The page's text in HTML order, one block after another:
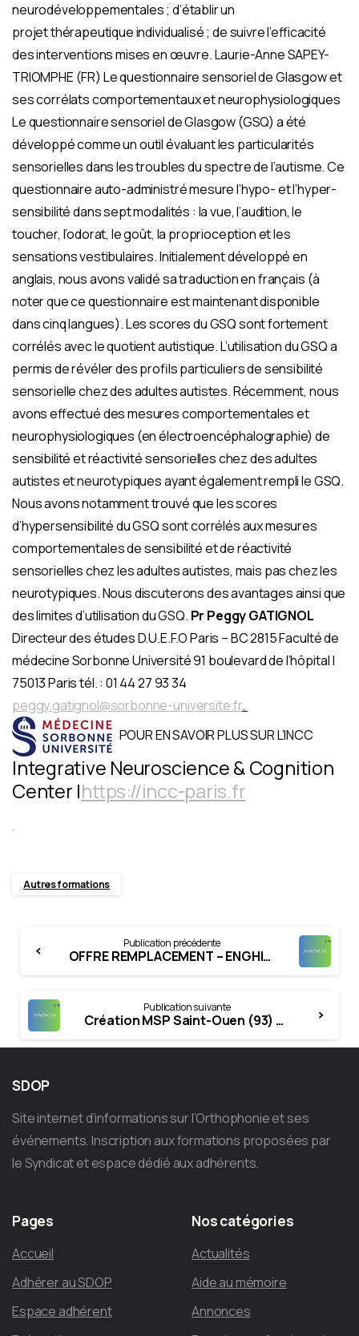
neurodéveloppementales ; d’établir un
projet thérapeutique individualisé ; de suivre l’efficacité
des interventions mises en œuvre. Laurie-Anne SAPEY-
TRIOMPHE (FR) Le questionnaire sensoriel de Glasgow et
ses corrélats comportementaux et neurophysiologiques
Le questionnaire sensoriel de Glasgow (GSQ) a été
développé comme un outil évaluant les particularités
sensorielles dans les troubles du spectre de l’autisme. Ce
questionnaire auto-administré mesure l’hypo- et l’hyper-
sensibilité dans sept modalités : la vue, l’audition, le
toucher, l’odorat, le goût, la proprioception et les
sensations vestibulaires. Initialement développé en
anglais, nous avons validé sa traduction en français (à
noter que ce questionnaire est maintenant disponible
dans cinq langues). Les scores du GSQ sont fortement
corrélés avec le quotient autistique. L’utilisation du GSQ a
permis de révéler des profils particuliers de sensibilité
sensorielle chez des adultes autistes. Récemment, nous
avons effectué des mesures comportementales et
neurophysiologiques (en électroencéphalographie) de
sensibilité et réactivité sensorielles chez des adultes
autistes et neurotypiques ayant également rempli le GSQ.
Nous avons notamment trouvé que les scores
d’hypersensibilité du GSQ sont corrélés aux mesures
comportementales de sensibilité et de réactivité
sensorielles chez les adultes autistes, mais pas chez les
neurotypiques. Nous discuterons des avantages ainsi que
des limites d’utilisation du GSQ. Pr Peggy GATIGNOL
Directeur des études D.U.E.F.O Paris – BC 2815 Faculté de
médecine Sorbonne Université 91 boulevard de l’hôpital |
75013 Paris tél. : 01 44 27 93 34
peggy.gatignol@sorbonne-universite.fr.
POUR EN SAVOIR PLUS SUR L’INCC
Integrative Neuroscience & Cognition
Center |https://incc-paris.fr
Autres formations
Reading
Publication précédente
OFFRE REMPLACEMENT – ENGHIEN-LES-BAINS (95) – PROCHE PARIS – VAL D’OISE – JUILLET/DÉCEMBRE 2022
Publication suivante
Création MSP Saint-Ouen (93) + ORTHOPHONISTE (parution mars 2022)
SDOP
Site internet d’informations sur l’Orthophonie et ses
événements. Inscription aux formations proposées par
le Syndicat et espace dédié aux adhérents.
Pages
Accueil
Adhérer au SDOP
Espace adhérent
Noscatégories
Actualités
Aide au mémoire
Annonces